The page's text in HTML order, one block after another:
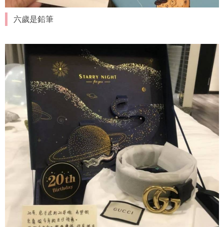
六歲是鉛筆